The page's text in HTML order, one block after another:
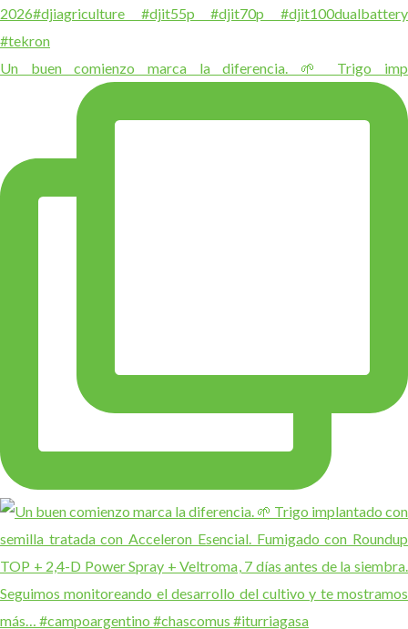
Un buen comienzo marca la diferencia. 🌱 Trigo imp